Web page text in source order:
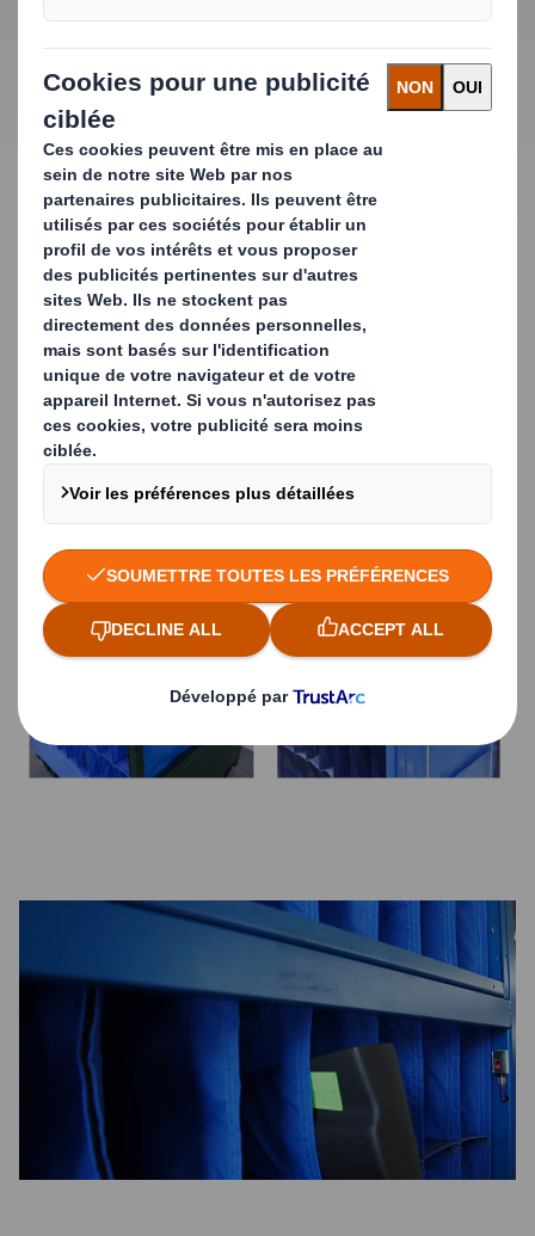
Caractéristiques
principales
Conception sur mesure
Chaque Tower Rack® intègre un système mobile qui agit
sur le rayonnage. Ce système mobile peut être un
dispositif manuel ou électrique permettant de déplacer
le rayonnage verticalement afin de faciliter l'accès à
l'opérateur.
Cela permet ainsi de réduire les déplacements au sein de
l'usine de production, ce qui diminue les coûts et le
risque d'accidents du travail.